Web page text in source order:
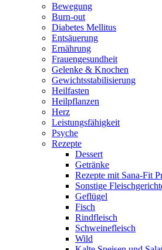
Bewegung
Burn-out
Diabetes Mellitus
Entsäuerung
Ernährung
Frauengesundheit
Gelenke & Knochen
Gewichtsstabilisierung
Heilfasten
Heilpflanzen
Herz
Leistungsfähigkeit
Psyche
Rezepte
Dessert
Getränke
Rezepte mit Sana-Fit
Sonstige
Geflügel
Fisch
Rindfleisch
Schweinefleisch
Wild